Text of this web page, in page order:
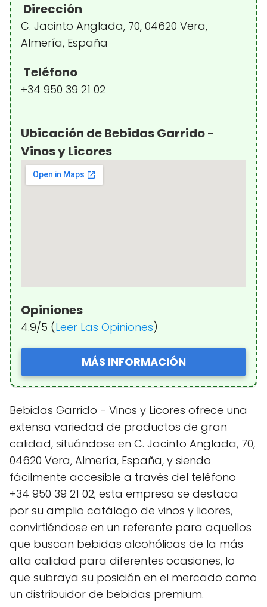
Dirección
C. Jacinto Anglada, 70, 04620 Vera,
Almería, España
Teléfono
+34 950 39 21 02
Ubicación de Bebidas Garrido -
Vinos y Licores
Opiniones
4.9/5 (Leer Las Opiniones)
MÁS INFORMACIÓN
Bebidas Garrido - Vinos y Licores ofrece una
extensa variedad de productos de gran
calidad, situándose en C. Jacinto Anglada, 70,
04620 Vera, Almería, España, y siendo
fácilmente accesible a través del teléfono
+34 950 39 21 02; esta empresa se destaca
por su amplio catálogo de vinos y licores,
convirtiéndose en un referente para aquellos
que buscan bebidas alcohólicas de la más
alta calidad para diferentes ocasiones, lo
que subraya su posición en el mercado como
un distribuidor de bebidas premium.